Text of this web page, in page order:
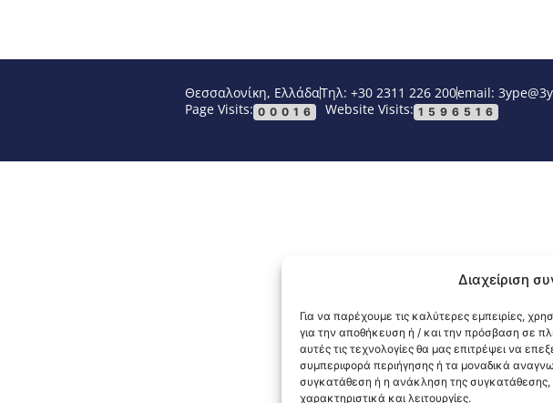
Διαχείριση
Για να παρέχουμε τις καλύτερες εμπειρίες,
για την αποθήκευση ή / και την πρόσβαση σε
αυτές τις τεχνολογίες θα μας επιτρέψει να
συμπεριφορά περιήγησης ή τα μοναδικά
συγκατάθεση ή η ανάκληση της συγκατάθεσης,
χαρακτηριστικά και λειτουργίες.
Θεσσαλονίκη, ΕλλάδαΤηλ: +30 2311 226 200email:
Page Visits: 00016 Website Visits: 1596516